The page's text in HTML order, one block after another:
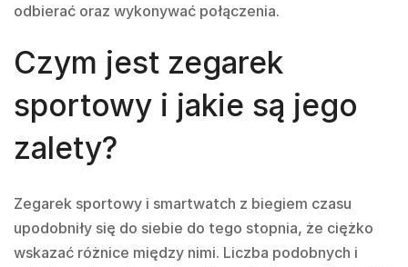
odbierać oraz wykonywać połączenia.
Czym jest zegarek
sportowy i jakie są jego
zalety?
Zegarek sportowy i smartwatch z biegiem czasu
upodobniły się do siebie do tego stopnia, że ciężko
wskazać różnice między nimi. Liczba podobnych i